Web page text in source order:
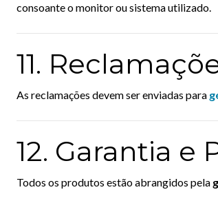
consoante o monitor ou sistema utilizado.
11.
As reclamações devem ser enviadas para
12. Garantia e
Todos os produtos estão abrangidos pela